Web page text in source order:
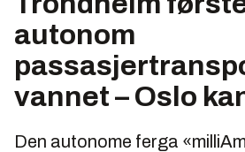
autonom
vannet – Oslo
Den autonome ferga